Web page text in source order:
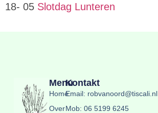
18- 05 Slotdag Lunteren
Menu
Home
Over
Kontakt
Email: robvanoord@tiscali.nl
Mob: 06 5199 6245